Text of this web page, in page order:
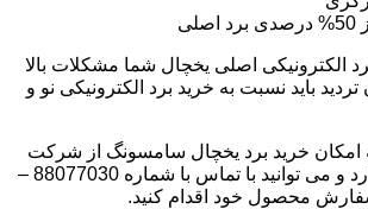
الکترونیکی اصلی یخچال شما مشکلات بالا
باید نسبت به خرید برد الکترونیکی نو و
امکان خرید برد یخچال سامسونگ از شرکت
پاسدارگمنام وجود دارد و می توانید با تماس با شماره 88077030 –